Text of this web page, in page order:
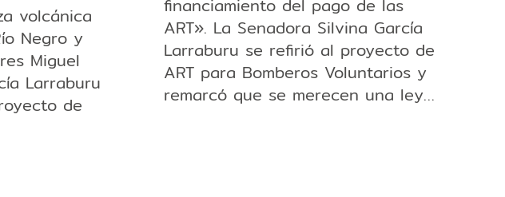
volcánica
Negro y
Miguel
Larraburu
de
financiamiento del pago de las
ART». La Senadora Silvina García
Larraburu se refirió al proyecto de
ART para Bomberos Voluntarios y
remarcó que se merecen una ley…